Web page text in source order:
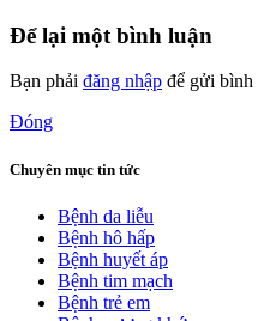
Để lại một bình luận
Bạn phải đăng nhập để gửi bình
Đóng
Chuyên mục tin tức
Bệnh da liễu
Bệnh hô hấp
Bệnh huyết áp
Bệnh tim mạch
Bệnh trẻ em